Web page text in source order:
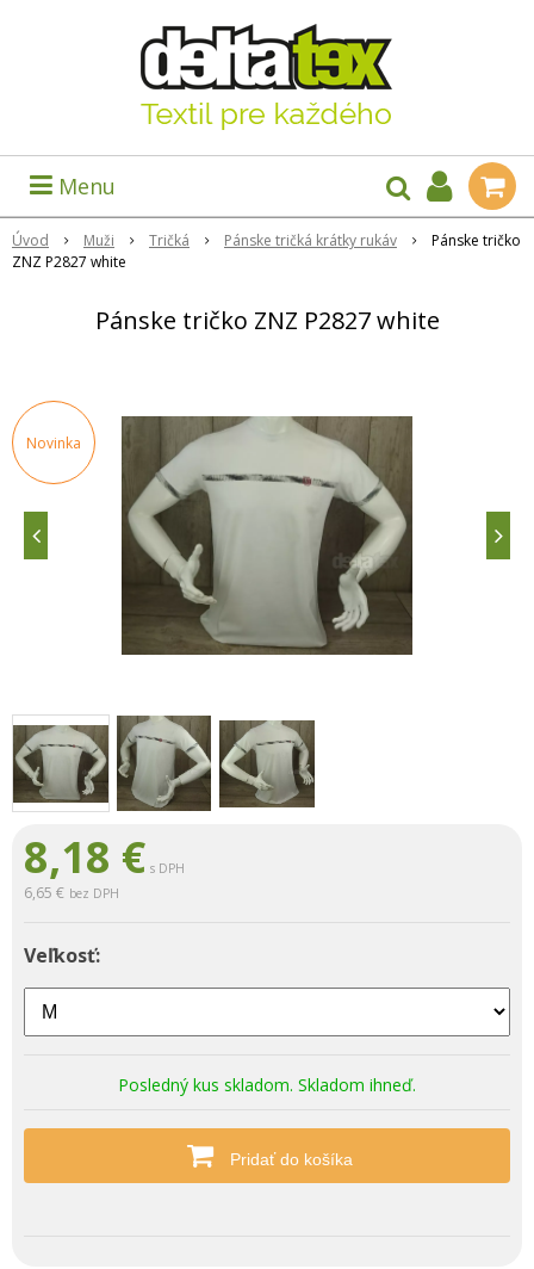
Menu
Úvod Muži Tričká Pánske tričká krátky rukáv
Pánske tričko
ZNZ P2827 white
Pánske tričko ZNZ P2827 white
Novinka
8,18 € s DPH
6,65 € bez DPH
Veľkosť:
Posledný kus skladom. Skladom ihneď.
Pridať do košíka